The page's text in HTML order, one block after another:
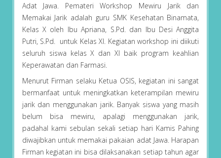
Adat Jawa. Pemateri Workshop Mewiru Jarik dan
Memakai Jarik adalah guru SMK Kesehatan Binamata,
Kelas X oleh Ibu Apriana, S.Pd. dan Ibu Desi Anggita
Putri, S.Pd. untuk Kelas XI. Kegiatan workshop ini diikuti
seluruh siswa kelas X dan XI baik program keahlian
Keperawatan dan Farmasi.
Menurut Firman selaku Ketua OSIS, kegiatan ini sangat
bermanfaat untuk meningkatkan keterampilan mewiru
jarik dan menggunakan jarik. Banyak siswa yang masih
belum bisa mewiru, apalagi menggunakan jarik,
padahal kami sebulan sekali setiap hari Kamis Pahing
diwajibkan untuk memakai pakaian adat Jawa. Harapan
Firman kegiatan ini bisa dilaksanakan setiap tahun agar